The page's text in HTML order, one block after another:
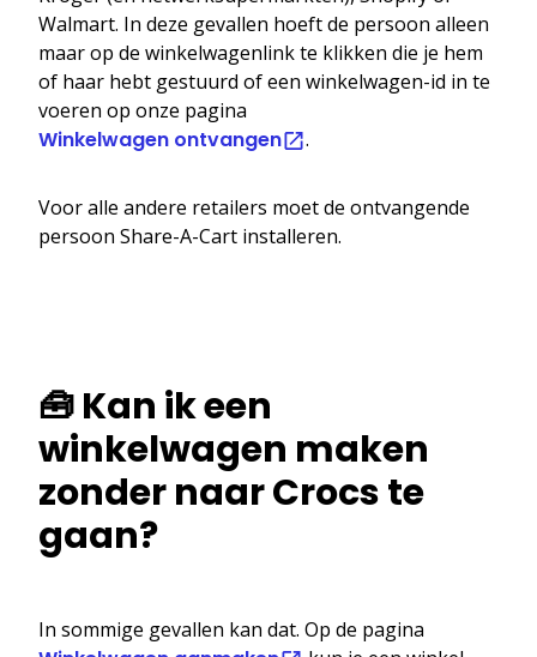
Walmart. In deze gevallen hoeft de persoon alleen
maar op de winkelwagenlink te klikken die je hem
of haar hebt gestuurd of een winkelwagen-id in te
voeren op onze pagina
Winkelwagen ontvangen .
Voor alle andere retailers moet de ontvangende
persoon Share-A-Cart installeren.
🧰 Kan ik een
winkelwagen maken
zonder naar Crocs te
gaan?
In sommige gevallen kan dat. Op de pagina